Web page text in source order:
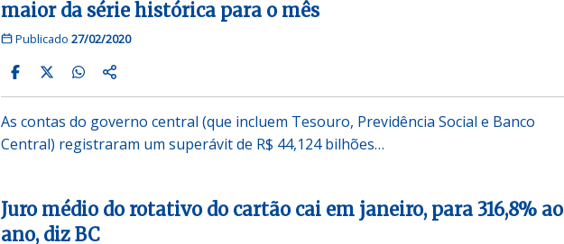
maior da série histórica para o mês
Publicado 27/02/2020
As contas do governo central (que incluem Tesouro, Previdência Social e Banco
Central) registraram um superávit de R$ 44,124 bilhões…
Juro médio do rotativo do cartão cai em janeiro, para 316,8% ao
ano, diz BC